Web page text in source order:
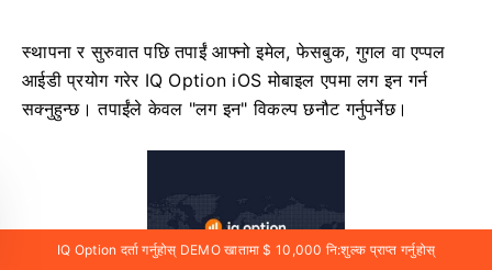
स्थापना र सुरुवात पछि तपाईं आफ्नो इमेल, फेसबुक, गुगल वा एप्पल
आईडी प्रयोग गरेर IQ Option iOS मोबाइल एपमा लग इन गर्न
सक्नुहुन्छ। तपाईंले केवल "लग इन" विकल्प छनौट गर्नुपर्नेछ।
IQ Option दर्ता गर्नुहोस् DEMO खातामा $ 10,000 नि:शुल्क प्राप्त गर्नुहोस्